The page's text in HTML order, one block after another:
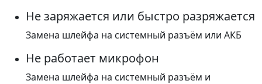
Не заряжается или быстро разряжается
Замена шлейфа на системный разъём или АКБ
Не работает микрофон
Замена шлейфа на системный разъём и